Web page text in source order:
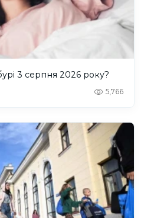
3 серпня 2026 року?
5,766